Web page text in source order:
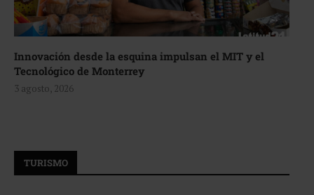
Innovación desde la esquina impulsan el MIT y el
Tecnológico de Monterrey
3 agosto, 2026
TURISMO